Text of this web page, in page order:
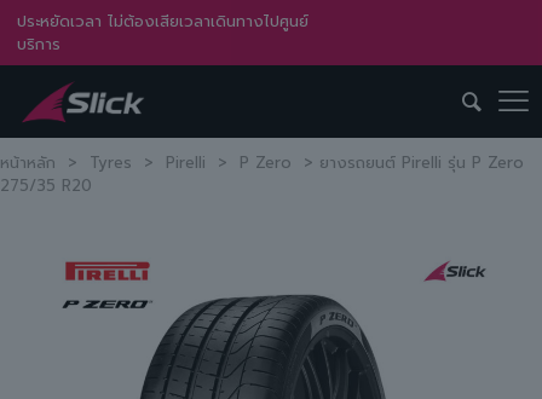
ประหยัดเวลา ไม่ต้องเสียเวลาเดินทางไปศูนย์
บริการ
หน้าหลัก > Tyres > Pirelli > P Zero > ยางรถยนต์ Pirelli รุ่น P Zero
275/35 R20